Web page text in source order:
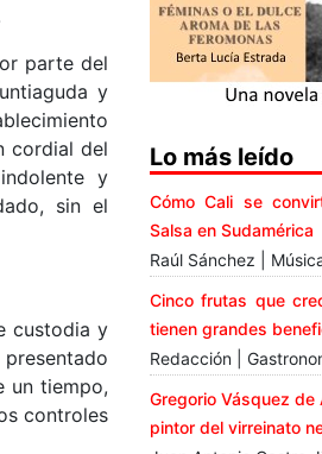
parte del
y
cordial del
y
sin el
custodia y
un tiempo,
controles
Lo más leído
Cómo Cali se
Salsa en Sudamérica
Raúl Sánchez |
Cinco frutas que
tienen grandes
Redacción |
Gregorio Vásquez
pintor del virreinato